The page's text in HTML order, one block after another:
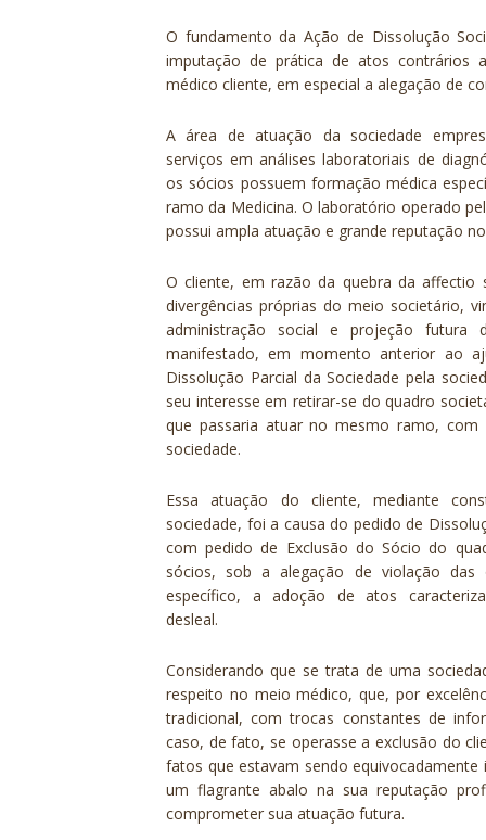
O fundamento da Ação de Dissolução
imputação de prática de atos contrários
médico cliente, em especial a alegação de
A área de atuação da sociedade
serviços em análises laboratoriais de
os sócios possuem formação médica
ramo da Medicina. O laboratório operado
possui ampla atuação e grande reputação
O cliente, em razão da quebra daaffectio
divergências próprias do meio societário,
administração social e projeção futura
manifestado, em momento anterior ao
Dissolução Parcial da Sociedade pela
seu interesse em retirar-se do quadro
que passaria atuar no mesmo ramo,
sociedade.
Essa atuação do cliente, mediante
sociedade, foi a causa do pedido de
com pedido de Exclusão do Sócio do
sócios, sob a alegação de violação das
específico, a adoção de atos
desleal.
Considerando que se trata de uma
respeito no meio médico, que, por
tradicional, com trocas constantes de
caso, de fato, se operasse a exclusão do
fatos que estavam sendo equivocadamente
um flagrante abalo na sua reputação
comprometer sua atuação futura.